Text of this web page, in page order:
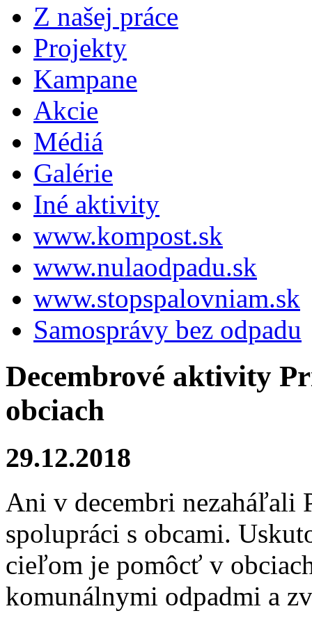
Z našej práce
Projekty
Kampane
Akcie
Médiá
Galérie
Iné aktivity
www.kompost.sk
www.nulaodpadu.sk
www.stopspalovniam.sk
Samosprávy bez odpadu
Decembrové aktivity
obciach
29.12.2018
Ani v decembri nezaháľali
spolupráci s obcami.
cieľom je pomôcť v
komunálnymi odpadmi a